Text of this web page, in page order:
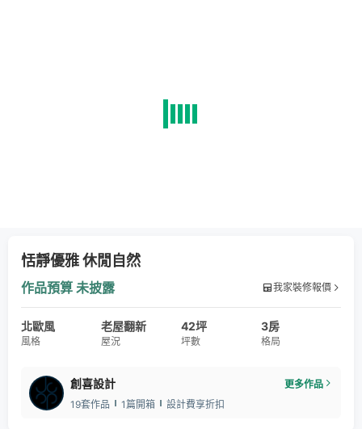
恬靜優雅 休閒自然
作品預算 未披露 我家裝修報價
北歐風
風格
老屋翻新
屋況
42坪
坪數
3房
格局
創喜設計
更多作品
19套作品
1篇開箱 設計費享折扣